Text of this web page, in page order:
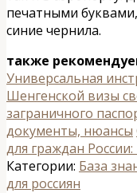
печатными
синие чернила.
также
Универсальная
Шенгенской визы
заграничного
документы, нюансы
для граждан
Категории: База
для россиян